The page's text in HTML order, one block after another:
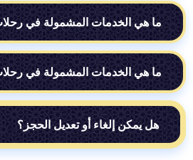
الخدمات المشمولة في رحلات العمرة؟
الخدمات المشمولة في رحلات العمرة؟
إلغاء أو تعديل الحجز؟